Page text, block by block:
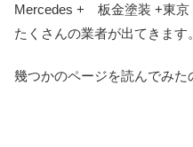
Mercedes + 板金塗装 +東
たくさんの業者が出てきます。
幾つかのページを読んでみた